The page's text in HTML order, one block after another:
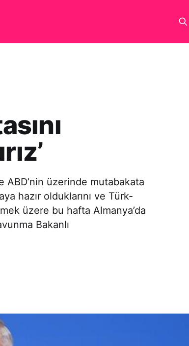
ABD’nin üzerinde mutabakata
hazır olduklarını ve Türk-
üzere bu hafta Almanya’da
Bakanlı